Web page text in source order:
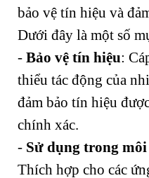
bảo vệ tín hiệu và
Dưới đây là một số
- Bảo vệ tín hiệu:
thiểu tác động của
đảm bảo tín hiệu
chính xác.
- Sử dụng trong
Thích hợp cho các